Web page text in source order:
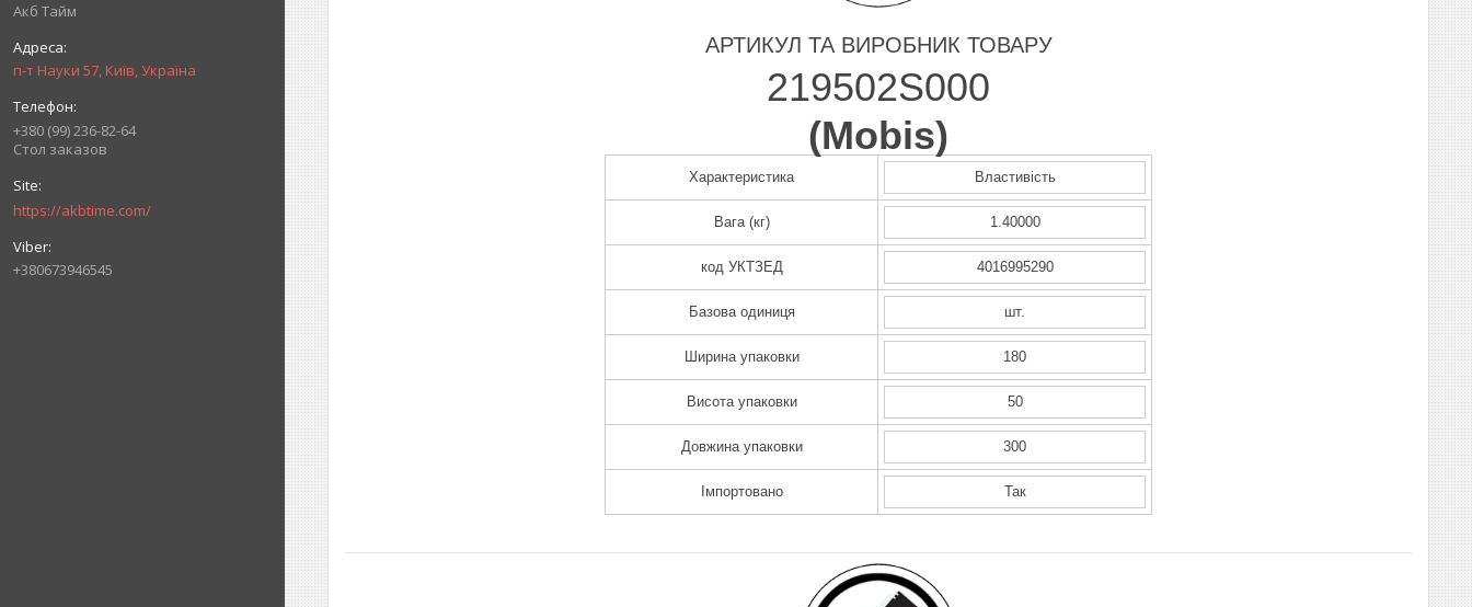
Акб Тайм
п-т Науки 57, Київ, Україна
+380 (99) 236-82-64
Стол заказов
https://akbtime.com/
+380673946545
АРТИКУЛ ТА ВИРОБНИК ТОВАРУ
219502S000
(Mobis)
Характеристика Властивість
Вага (кг) 1.40000
код УКТЗЕД 4016995290
Базова одиниця шт.
Ширина упаковки 180
Висота упаковки 50
Довжина упаковки 300
Імпортовано Так